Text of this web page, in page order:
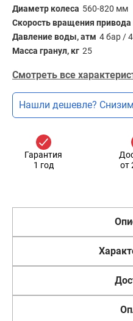
Диаметр колеса 560-820 мм
Скорость вращения
Давление воды, атм 4 бар /
Масса гранул, кг 25
Смотреть все
Нашли дешевле?
Гарантия
1 год
от